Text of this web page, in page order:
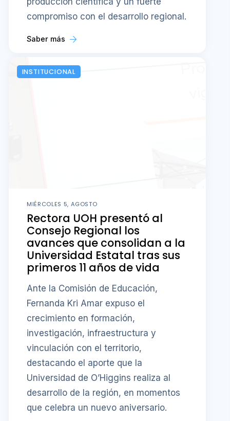
compromiso con el desarrollo regional.
Saber más
INSTITUCIONAL
MIÉRCOLES 5, AGOSTO
Rectora UOH presentó al
Consejo Regional los
avances que consolidan a la
Universidad Estatal tras sus
primeros 11 años de vida
Ante la Comisión de Educación,
Fernanda Kri Amar expuso el
crecimiento en formación,
investigación, infraestructura y
vinculación con el territorio,
destacando el aporte que la
Universidad de O’Higgins realiza al
desarrollo de la región, en momentos
que celebra un nuevo aniversario.